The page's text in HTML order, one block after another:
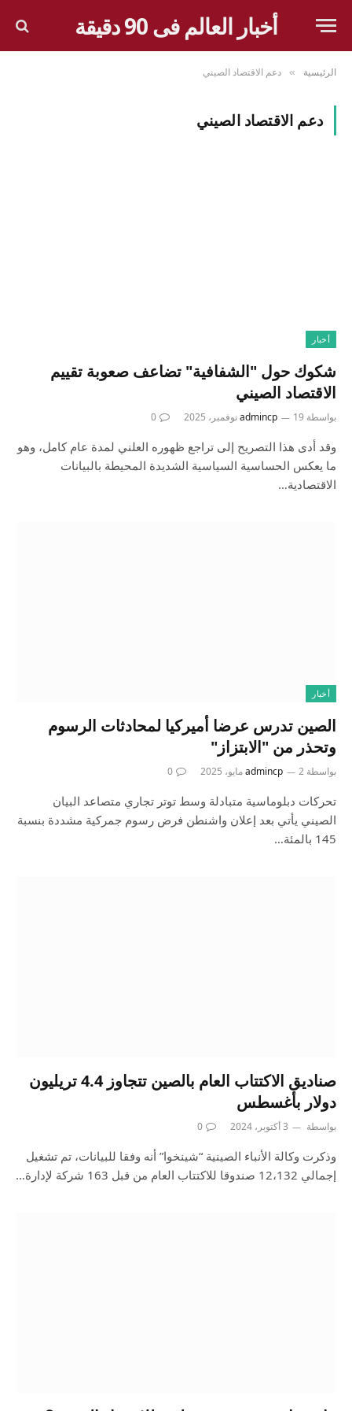
أخبار العالم فى 90 دقيقة
الرئيسية » دعم الاقتصاد الصيني
دعم الاقتصاد الصيني
أخبار
شكوك حول "الشفافية" تضاعف صعوبة تقييم
الاقتصاد الصيني
بواسطة admincp 19 نوفمبر، 2025 0
وقد أدى هذا التصريح إلى تراجع ظهوره العلني لمدة عام كامل، وهو
ما يعكس الحساسية السياسية الشديدة المحيطة بالبيانات
الاقتصادية…
أخبار
الصين تدرس عرضا أميركيا لمحادثات الرسوم
وتحذر من "الابتزاز"
بواسطة admincp 2 مايو، 2025 0
تحركات دبلوماسية متبادلة وسط توتر تجاري متصاعد البيان
الصيني يأتي بعد إعلان واشنطن فرض رسوم جمركية مشددة بنسبة
145 بالمئة…
صناديق الاكتتاب العام بالصين تتجاوز 4.4 تريليون
دولار بأغسطس
بواسطة 3 أكتوبر، 2024 0
وذكرت وكالة الأنباء الصينية “شينخوا” أنه وفقا للبيانات، تم تشغيل
إجمالي 12،132 صندوقا للاكتتاب العام من قبل 163 شركة لإدارة…